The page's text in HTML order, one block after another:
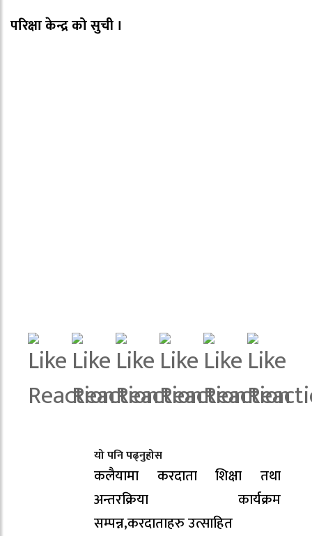
परिक्षा केन्द्र को सुची ।
यो पनि पढ्नुहोस
कलैयामा करदाता शिक्षा तथा
अन्तरक्रिया कार्यक्रम
सम्पन्न,करदाताहरु उत्साहित